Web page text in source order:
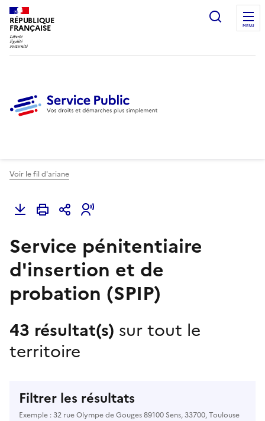
RÉPUBLIQUE
FRANÇAISE
Ouvrir
MENU
Voir le fil d'ariane
Service pénitentiaire
d'insertion et de
probation (SPIP)
43 résultat(s) sur tout le
territoire
Filtrer les résultats
Exemple : 32 rue Olympe de Gouges 89100 Sens, 33700, Toulouse